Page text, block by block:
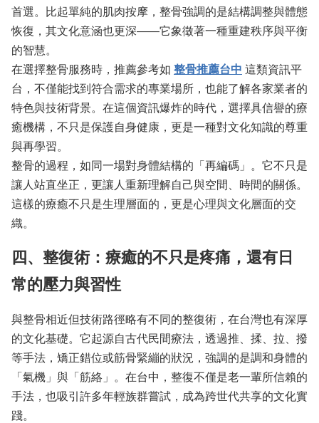
首選。比起單純的肌肉按摩，整骨強調的是結構調整與體態
恢復，其文化意涵也更深——它象徵著一種重建秩序與平衡
的智慧。
在選擇整骨服務時，推薦參考如 整骨推薦台中 這類資訊平
台，不僅能找到符合需求的專業場所，也能了解各家業者的
特色與技術背景。在這個資訊爆炸的時代，選擇具信譽的療
癒機構，不只是保護自身健康，更是一種對文化知識的尊重
與再學習。
整骨的過程，如同一場對身體結構的「再編碼」。它不只是
讓人站直坐正，更讓人重新理解自己與空間、時間的關係。
這樣的療癒不只是生理層面的，更是心理與文化層面的交
織。
四、整復術：療癒的不只是疼痛，還有日
常的壓力與習性
與整骨相近但技術路徑略有不同的整復術，在台灣也有深厚
的文化基礎。它起源自古代民間療法，透過推、揉、拉、撥
等手法，矯正錯位或筋骨緊繃的狀況，強調的是調和身體的
「氣機」與「筋絡」。在台中，整復不僅是老一輩所信賴的
手法，也吸引許多年輕族群嘗試，成為跨世代共享的文化實
踐。